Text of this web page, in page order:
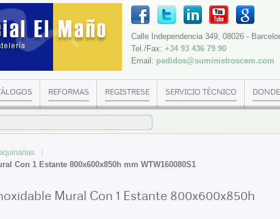
Calle Independencia 349, 08026 -
Tel./Fax: +34 93 436 79 90
Email: pedidos@suministroscem.com
REFORMAS REGISTRESE SERVICIO TÉCNICO
Con 1 Estante 800x600x850h mm WTW160080S1
Mural Con 1 Estante 800x600x850h